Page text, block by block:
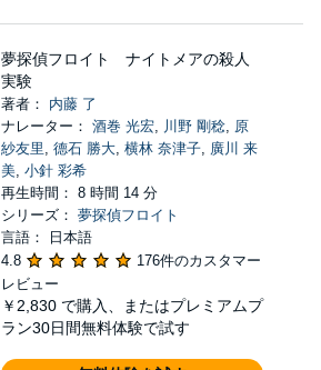
夢探偵フロイト ナイトメアの殺人
実験
著者： 内藤 了
ナレーター： 酒巻 光宏, 川野 剛稔, 原
紗友里, 德石 勝大, 横林 奈津子, 廣川 来
美, 小針 彩希
再生時間： 8 時間 14 分
シリーズ： 夢探偵フロイト
言語： 日本語
4.8
176件のカスタマー
レビュー
￥2,830 で購入、またはプレミアムプ
ラン30日間無料体験で試す